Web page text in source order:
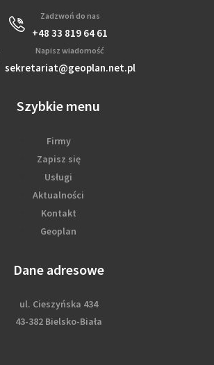
Zadzwoń do nas
+48 33 819 64 61
Napisz wiadomość
sekretariat@geoplan.net.pl
Szybkie menu
Firmy
Zapisz się
Usługi
Aktualności
Kontakt
Geoplan
Dane adresowe
ul. Cieszyńska 434
43-382 Bielsko-Biała